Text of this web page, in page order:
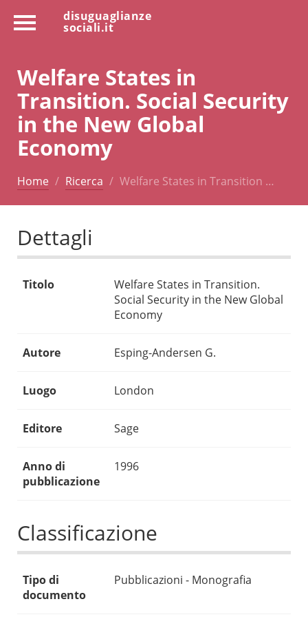
disuguaglianze
sociali.it
Welfare States in
Transition. Social Security
in the New Global
Economy
Home Ricerca Welfare States in Transition …
Dettagli
Titolo
Welfare States in Transition.
Social Security in the New Global
Economy
Autore Esping-Andersen G.
Luogo London
Editore Sage
Anno di
pubblicazione
1996
Classificazione
Tipo di
documento
Pubblicazioni - Monografia